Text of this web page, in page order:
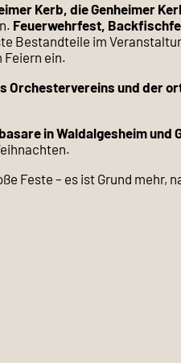
Kerb, die Genheimer
Feuerwehrfest,
Bestandteile im
Feiern ein.
Orchestervereins und der
in Waldalgesheim und
Feste – es ist Grund mehr,